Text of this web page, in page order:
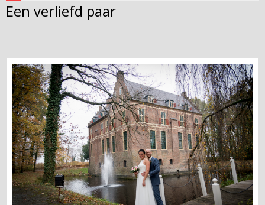
Trouwalbum
Portretreportage
Fotoreportage
Over mij
Prijzen
Contact
Een verliefd paar